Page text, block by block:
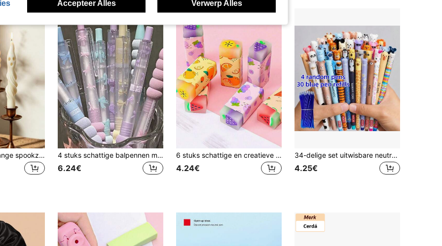
1 stuk Halloween lange spookzuil geurkaars, leuke creatieve sfeerdecoratie, witte handgemaakte sojawas-kaars in de vorm van een mummie, geschikt voor Halloweenfeest, huisdecoratie en vakantiecadeau 4 stuks schattige balpennen met strik, hoogwaardige snel drogende neutrale pennen, 0,5 mm zwarte inkt, geschikt voor notitieboeken, examens, terug naar school
6.24€
6 stuks schattige en creatieve fruitvormige gummen, nieuwsgierige kantoorbenodigdheden schoolspullen perfect cadeau voor studenten/enkele accessoires, kleuren, terug naar school
4.24€
34-delige set uitwisbare neutrale pennen, inclusief 4 willekeurige pennen + 30 navullingen (blauwe/zwarte inkt), penbehuizing met ingebouwde gum, geschikt voor aantekeningen, dagelijks schrijven, hoogwaardige kantoor- en studentenartikelen, geweldig verjaardagscadeau
4.25€
Accepteer Alles Verwerp Alles